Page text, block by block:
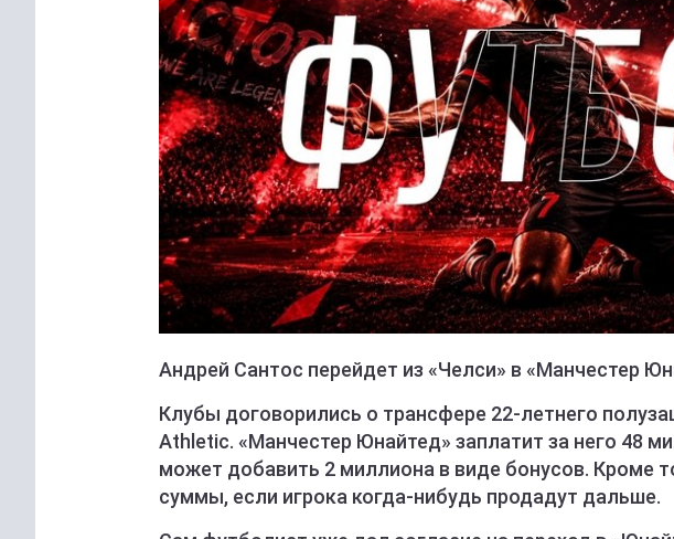
Андрей Сантос перейдет из «Челси» в «Манчестер
Клубы договорились о трансфере 22-летнего
Athletic. «Манчестер Юнайтед» заплатит за него 48
может добавить 2 миллиона в виде бонусов. Кроме
суммы, если игрока когда-нибудь продадут дальше.